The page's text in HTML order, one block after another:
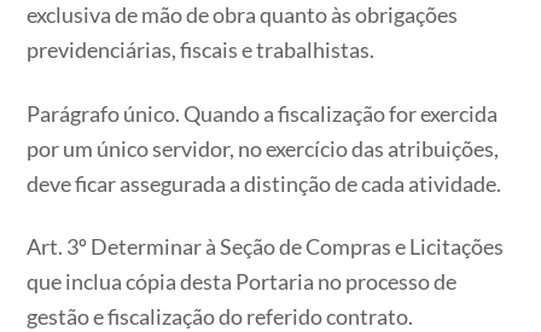
exclusiva de mão de obra quanto às obrigações
previdenciárias, fiscais e trabalhistas.
Parágrafo único. Quando a fiscalização for exercida
por um único servidor, no exercício das atribuições,
deve ficar assegurada a distinção de cada atividade.
Art. 3º Determinar à Seção de Compras e Licitações
que inclua cópia desta Portaria no processo de
gestão e fiscalização do referido contrato.